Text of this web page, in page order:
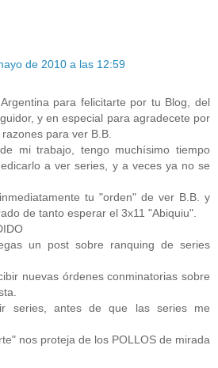
de 2010 a las 12:59
para felicitarte por tu Blog, del
y en especial para agradecete por
para ver B.B.
mi trabajo, tengo muchísimo tiempo
a ver series, y a veces ya no se
tu "orden" de ver B.B. y
de tanto esperar el 3x11 "Abiquiu".
un post sobre ranquing de series
nuevas órdenes conminatorias sobre
series, antes de que las series me
nos proteja de los POLLOS de mirada